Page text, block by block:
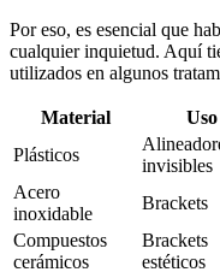
Por eso, es esencial que
cualquier inquietud. Aquí
utilizados en algunos
Material Uso
Plásticos
invisibles
Acero
inoxidable
Brackets
Compuestos
cerámicos
Brackets
estéticos